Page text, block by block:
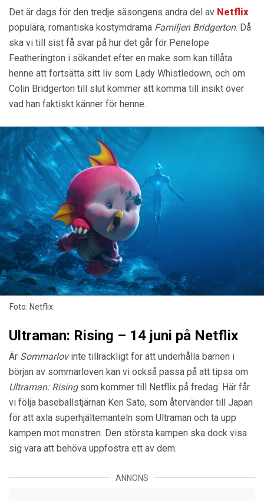
Det är dags för den tredje säsongens andra del av Netflix
populära, romantiska kostymdrama Familjen Bridgerton. Då
ska vi till sist få svar på hur det går för Penelope
Featherington i sökandet efter en make som kan tillåta
henne att fortsätta sitt liv som Lady Whistledown, och om
Colin Bridgerton till slut kommer att komma till insikt över
vad han faktiskt känner för henne.
Foto: Netflix.
Ultraman: Rising – 14 juni på Netflix
Är Sommarlovinte tillräckligt för att underhålla barnen i
början av sommarloven kan vi också passa på att tipsa om
Ultraman: Risingsom kommer till Netflix på fredag. Här får
vi följa baseballstjärnan Ken Sato, som återvänder till Japan
för att axla superhjältemanteln som Ultraman och ta upp
kampen mot monstren. Den största kampen ska dock visa
sig vara att behöva uppfostra ett av dem.
ANNONS